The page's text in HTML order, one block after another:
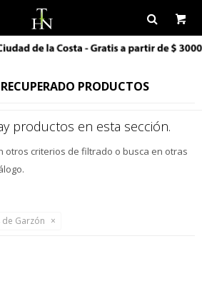
PRODUCTOS
productos en esta sección.
otros criterios de filtrado o busca en otras
de Garzón